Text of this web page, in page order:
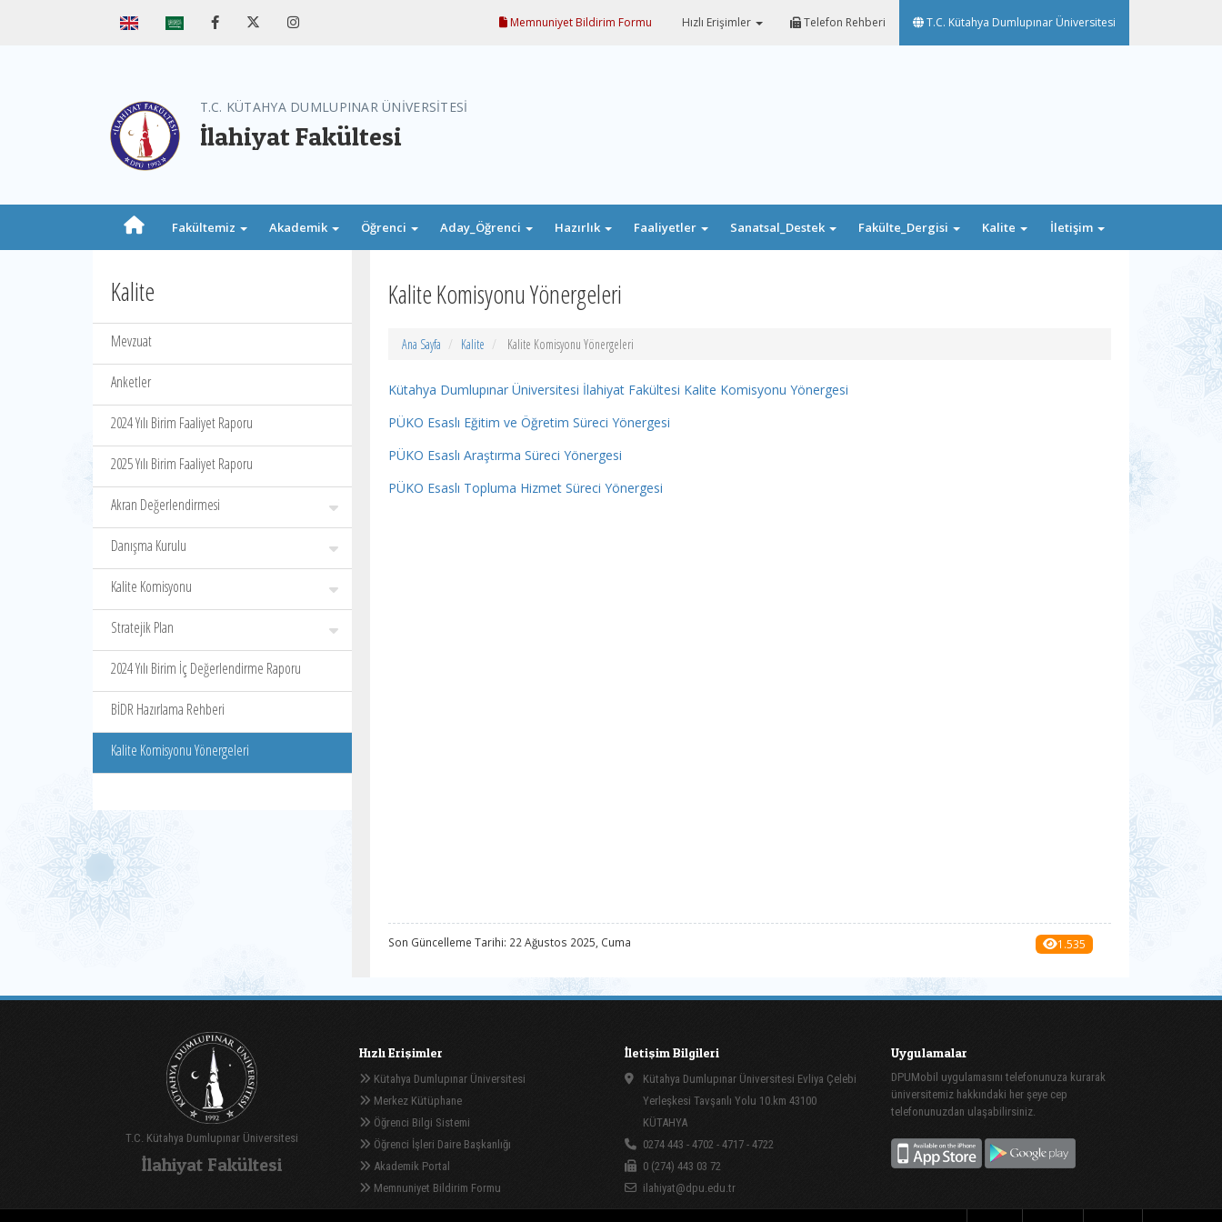
Memnuniyet Bildirim Formu Hızlı Erişimler Telefon Rehberi T.C. Kütahya Dumlupınar Üniversitesi
T.C. KÜTAHYA DUMLUPINAR ÜNİVERSİTESİ
İlahiyat Fakültesi
Fakültemiz Akademik Öğrenci Aday_Öğrenci Hazırlık Faaliyetler Sanatsal_Destek Fakülte_Dergisi Kalite İletişim
Kalite
Mevzuat
Anketler
2024 Yılı Birim Faaliyet Raporu
2025 Yılı Birim Faaliyet Raporu
Akran Değerlendirmesi
Danışma Kurulu
Kalite Komisyonu
Stratejik Plan
2024 Yılı Birim İç Değerlendirme Raporu
BİDR Hazırlama Rehberi
Kalite Komisyonu Yönergeleri
Kalite Komisyonu Yönergeleri
Ana Sayfa Kalite Kalite Komisyonu Yönergeleri
Kütahya Dumlupınar Üniversitesi İlahiyat Fakültesi Kalite Komisyonu Yönergesi
PÜKO Esaslı Eğitim ve Öğretim Süreci Yönergesi
PÜKO Esaslı Araştırma Süreci Yönergesi
PÜKO Esaslı Topluma Hizmet Süreci Yönergesi
Son Güncelleme Tarihi: 22 Ağustos 2025, Cuma 1.535
T.C. Kütahya Dumlupınar Üniversitesi
İlahiyat Fakültesi
Hızlı Erişimler
Kütahya Dumlupınar Üniversitesi
Merkez Kütüphane
Öğrenci Bilgi Sistemi
Öğrenci İşleri Daire Başkanlığı
Akademik Portal
Memnuniyet Bildirim Formu
İletişim Bilgileri
Kütahya Dumlupınar Üniversitesi Evliya Çelebi
Yerleşkesi Tavşanlı Yolu 10.km 43100
KÜTAHYA
0274 443 - 4702 - 4717 - 4722
0 (274) 443 03 72
ilahiyat@dpu.edu.tr
Uygulamalar
DPUMobil uygulamasını telefonunuza kurarak
üniversitemiz hakkındaki her şeye cep
telefonunuzdan ulaşabilirsiniz.